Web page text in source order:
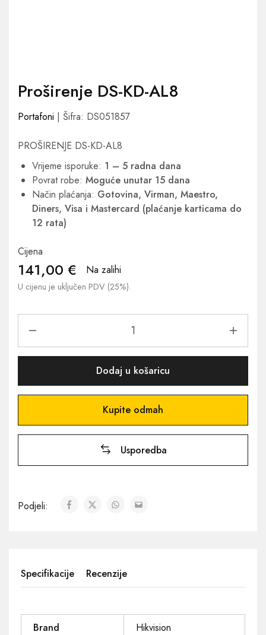
Proširenje DS-KD-AL8
Portafoni | Šifra: DS051857
PROŠIRENJE DS-KD-AL8
Vrijeme isporuke: 1 – 5 radna dana
Povrat robe: Moguće unutar 15 dana
Način plaćanja: Gotovina, Virman, Maestro,
Diners, Visa i Mastercard (plaćanje karticama do
12 rata)
Cijena
141,00 € Na zalihi
U cijenu je uključen PDV (25%).
Dodaj u košaricu
Kupite odmah
Usporedba
Podjeli:
Specifikacije Recenzije
Brand Hikvision